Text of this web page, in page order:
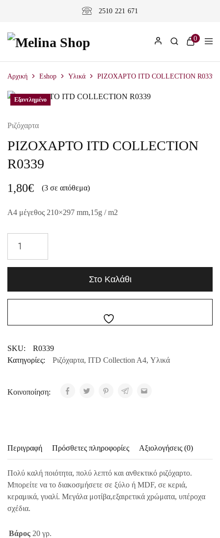
2510 221 671
0
Αρχική Eshop Υλικά ΡΙΖΟΧΑΡΤΟ ITD COLLECTION R0339
Ριζόχαρτα
ΡΙΖΟΧΑΡΤΟ ITD COLLECTION
R0339
1,80€ (3 σε απόθεμα)
A4 μέγεθος 210×297 mm,15g / m2
Στο Καλάθι
SKU:
R0339
Κατηγορίες:
Ριζόχαρτα, ITD Collection A4, Υλικά
Κοινοποίηση:
Περιγραφή Πρόσθετες πληροφορίες Αξιολογήσεις (0)
Πολύ καλή ποιότητα, πολύ λεπτό και ανθεκτικό ριζόχαρτο.
Μπορείτε να το διακοσμήσετε σε ξύλο ή MDF, σε κεριά,
κεραμικά, γυαλί. Μεγάλα μοτίβα,εξαιρετικά χρώματα, υπέροχα
σχέδια.
Βάρος 20 γρ.
Εξαντλημένο